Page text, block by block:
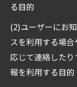
る目的
(2)ユーザーにお
スを利用する場
応じて連絡した
報を利用する目的